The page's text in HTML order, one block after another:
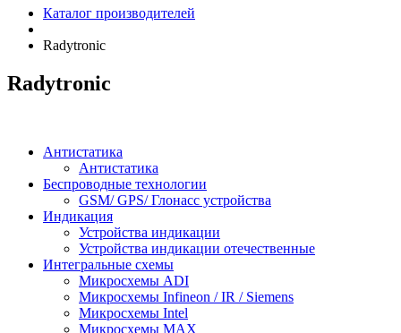
Каталог производителей
Radytronic
Radytronic
Антистатика
Антистатика
Беспроводные технологии
GSM/ GPS/ Глонасс устройства
Индикация
Устройства индикации
Устройства индикации отечественные
Интегральные схемы
Микросхемы ADI
Микросхемы Infineon / IR / Siemens
Микросхемы Intel
Микросхемы MAX